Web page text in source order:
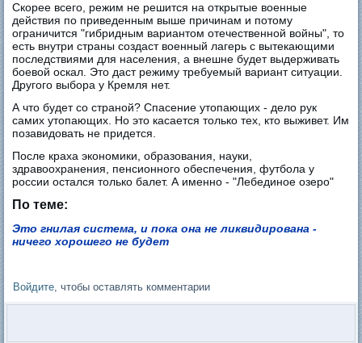
Скорее всего, режим не решится на открытые военные
действия по приведенным выше причинам и потому
ограничится "гибридным вариантом отечественной войны", то
есть внутри страны создаст военный лагерь с вытекающими
последствиями для населения, а внешне будет выдерживать
боевой оскал. Это даст режиму требуемый вариант ситуации.
Другого выбора у Кремля нет.
А что будет со страной? Спасение утопающих - дело рук
самих утопающих. Но это касается только тех, кто выживет. Им
позавидовать не придется.
После краха экономики, образования, науки,
здравоохранения, пенсионного обеспечения, футбола у
россии остался только балет. А именно - "Лебединое озеро"
По теме:
Это гнилая система, и пока она не ликвидирована -
ничего хорошего не будет
Войдите, чтобы оставлять комментарии